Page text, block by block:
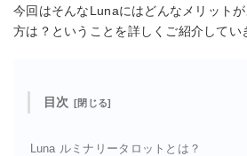
今回はそんなLunaにはどんなメリット
方は？ということを詳しくご紹介してい
目次
Luna ルミナリータロットとは？